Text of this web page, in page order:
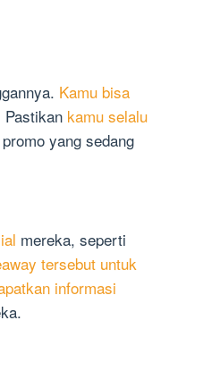
Kamu bisa
Pastikan kamu selalu
yang sedang
mereka, seperti
tersebut untuk
informasi